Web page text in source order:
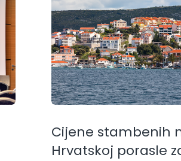
Cijene stambenih
Hrvatskoj porasle